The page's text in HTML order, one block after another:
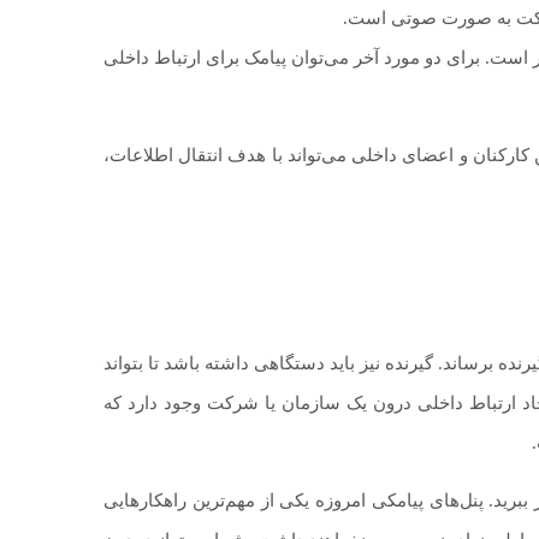
به صورت صوتی است.
است. برای دو مورد آخر می‌توان پیامک برای ارتباط داخلی
و اعضای داخلی می‌تواند با هدف انتقال اطلاعات،
برساند. گیرنده نیز باید دستگاهی داشته باشد تا بتواند
ارتباط داخلی درون یک سازمان یا شرکت وجود دارد که
پنل‌های پیامکی امروزه یکی از مهم‌ترین راهکارهایی